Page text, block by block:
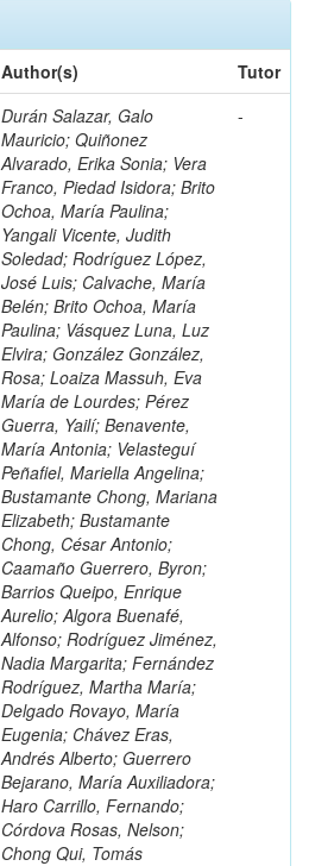
Author(s)
Tutor
Durán Salazar, Galo
Mauricio; Quiñonez
Alvarado, Erika Sonia; Vera
Franco, Piedad Isidora; Brito
Ochoa, María Paulina;
Yangali Vicente, Judith
Soledad; Rodríguez López,
José Luis; Calvache, María
Belén; Brito Ochoa, María
Paulina; Vásquez Luna, Luz
Elvira; González González,
Rosa; Loaiza Massuh, Eva
María de Lourdes; Pérez
Guerra, Yailí; Benavente,
María Antonia; Velasteguí
Peñafiel, Mariella Angelina;
Bustamante Chong, Mariana
Elizabeth; Bustamante
Chong, César Antonio;
Caamaño Guerrero, Byron;
Barrios Queipo, Enrique
Aurelio; Algora Buenafé,
Alfonso; Rodríguez Jiménez,
Nadia Margarita; Fernández
Rodríguez, Martha María;
Delgado Rovayo, María
Eugenia; Chávez Eras,
Andrés Alberto; Guerrero
Bejarano, María Auxiliadora;
Haro Carrillo, Fernando;
Córdova Rosas, Nelson;
Chong Qui, Tomás
-